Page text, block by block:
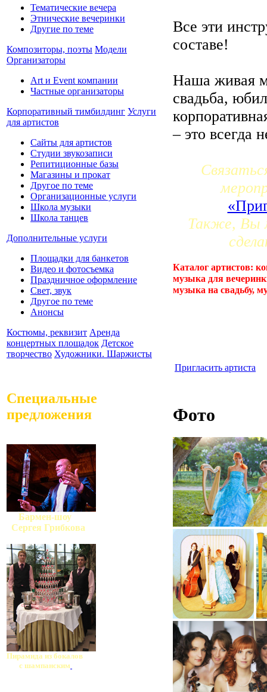
Тематические вечера
Этнические вечеринки
Другие по теме
Композиторы, поэты Модели
Организаторы
Art и Event компании
Частные организаторы
Корпоративный тимбилдинг Услуги
для артистов
Сайты для артистов
Студии звукозаписи
Репитиционные базы
Магазины и прокат
Другое по теме
Организационные услуги
Школа музыки
Школа танцев
Дополнительные услуги
Площадки для банкетов
Видео и фотосъемка
Праздничное оформление
Свет, звук
Другое по теме
Анонсы
Костюмы, реквизит Аренда
концертных площадок Детское
творчество Художники. Шаржисты
Специальные
предложения
Бармен-шоу
Сергея Грибкова
Пирамида из бокалов
с шампанским
Все эти
составе!
Наша живая
свадьба,
– это всегда
Также, Вы
Каталог артистов:
музыка для
музыка на свадьбу,
Пригласить артиста
Фото